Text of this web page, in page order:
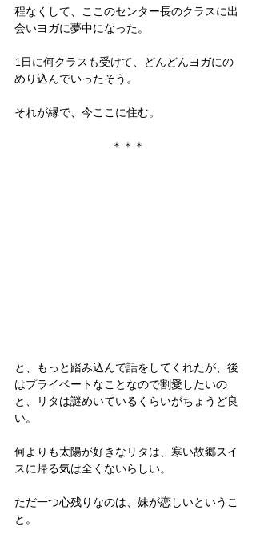
程なくして、ここのセンター長のクラスに出
会いヨガに夢中になった。
1日に何クラスも受けて、どんどんヨガにの
めり込んでいったそう。
それが縁で、今ここに住む。
＊＊＊
と、もっと踏み込んで話をしてくれたが、後
はプライベートなことなので割愛したいの
と、リタは謎めいているくらいがちょうど良
い。
何よりも太陽が好きなリタは、寒い故郷スイ
スに帰る気は全くないらしい。
ただ一つ心残りなのは、妹が恋しいというこ
と。